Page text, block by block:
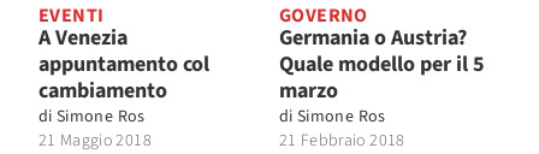
EVENTI
A Venezia
appuntamento col
cambiamento
di Simone Ros
21 Maggio 2018
GOVERNO
Germania o Austria?
Quale modello per il 5
marzo
di Simone Ros
21 Febbraio 2018